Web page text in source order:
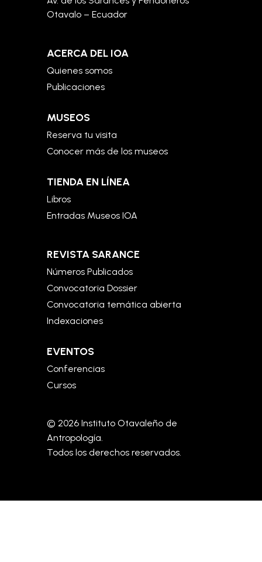
Otavalo – Ecuador
ACERCA DEL IOA
Quienes somos
Publicaciones
MUSEOS
Reserva tu visita
Conocer más de los museos
TIENDA EN LÍNEA
Libros
Entradas Museos IOA
REVISTA SARANCE
Números Publicados
Convocatoria Dossier
Convocatoria temática abierta
Indexaciones
EVENTOS
Conferencias
Cursos
© 2026 Instituto Otavaleño de
Antropología.
Todos los derechos reservados.